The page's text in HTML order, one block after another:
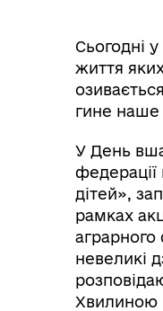
Сьогодні
життя
гине
У День
федерації
дітей»,
рамках
аграрного
невеликі
Хвилиною